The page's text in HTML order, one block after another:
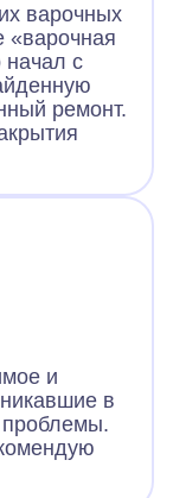
варочных
«варочная
начал с
ремонт.
и
в